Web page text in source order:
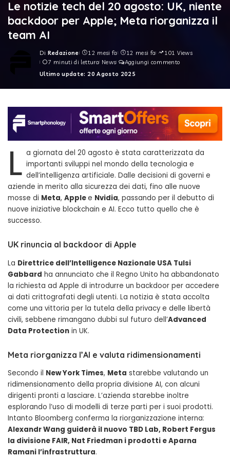
Le notizie tech del 20 agosto: UK, niente
backdoor per Apple; Meta riorganizza il
team AI
Posted
by
Di Redazione 12 mesi fa 12 mesi fa
101 Views
7 minuti di lettura News
Aggiungi commento
Ultimo update: 20 Agosto 2025
L a giornata del 20 agosto è stata caratterizzata da
importanti sviluppi nel mondo della tecnologia e
dell’intelligenza artificiale. Dalle decisioni di governi e
aziende in merito alla sicurezza dei dati, fino alle nuove
mosse di Meta, Applee Nvidia, passando per il debutto di
nuove iniziative blockchain e AI. Ecco tutto quello che è
successo.
UK rinuncia al backdoor di Apple
La Direttrice dell’Intelligence Nazionale USA Tulsi
Gabbard ha annunciato che il Regno Unito ha abbandonato
la richiesta ad Apple di introdurre un backdoor per accedere
ai dati crittografati degli utenti. La notizia è stata accolta
come una vittoria per la tutela della privacy e delle libertà
civili, sebbene rimangano dubbi sul futuro dell’Advanced
Data Protection in UK.
Meta riorganizza l’AI e valuta ridimensionamenti
Secondo il New York Times, Meta starebbe valutando un
ridimensionamento della propria divisione AI, con alcuni
dirigenti pronti a lasciare. L’azienda starebbe inoltre
esplorando l’uso di modelli di terze parti per i suoi prodotti.
Intanto Bloomberg conferma la riorganizzazione interna:
Alexandr Wang guiderà il nuovo TBD Lab, Robert Fergus
la divisione FAIR, Nat Friedman i prodotti e Aparna
Ramani l’infrastruttura.